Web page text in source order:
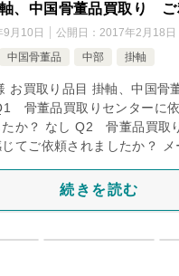
軸、中国骨董品買取り
月10日 公開日： 2017年2月18日
中国骨董品 中部 掛軸
お買取り品目 掛軸、中国骨
骨董品買取りセンターに
たか？ なし Q2 骨董品買取
じてご依頼されましたか？
続きを読む